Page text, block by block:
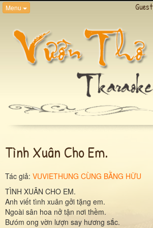
Menu Guest
Tình Xuân Cho Em.
Tác giả: VUVIETHUNG CÙNG BẰNG HỮU
TÌNH XUÂN CHO EM.
Anh viết tình xuân gởi tặng em.
Ngoài sân hoa nở tận nơi thềm.
Bưóm ong vờn lượn say hương sắc.